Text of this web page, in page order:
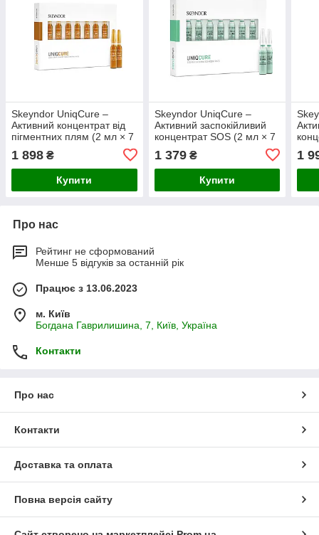
Skeyndor UniqCure –
Активний концентрат від
пігментних плям (2 мл × 7
1 898 ₴
Купити
Skeyndor UniqCure –
Активний заспокійливий
концентрат SOS (2 мл × 7
1 379₴
Купити
1
Про нас
Рейтинг не сформований
Менше 5 відгуків за останній рік
Працює з 13.06.2023
м. Київ
Богдана Гаврилишина, 7, Київ, Україна
Контакти
Про нас
Контакти
Доставка та оплата
Повна версія сайту